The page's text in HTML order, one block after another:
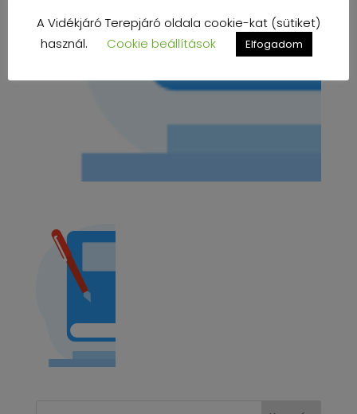
A Vidékjáró Terepjáró oldala cookie-kat (sütiket)
használ.
Cookie beállítások Elfogadom